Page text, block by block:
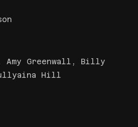
Greenwall, Billy
Hill